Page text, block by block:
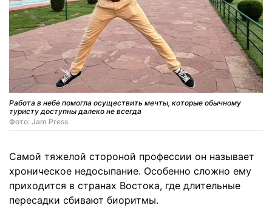
Работа в небе помогла осуществить мечты, которые обычному
туристу доступны далеко не всегда
Фото: Jam Press
Самой тяжелой стороной профессии он называет
хроническое недосыпание. Особенно сложно ему
приходится в странах Востока, где длительные
пересадки сбивают биоритмы.